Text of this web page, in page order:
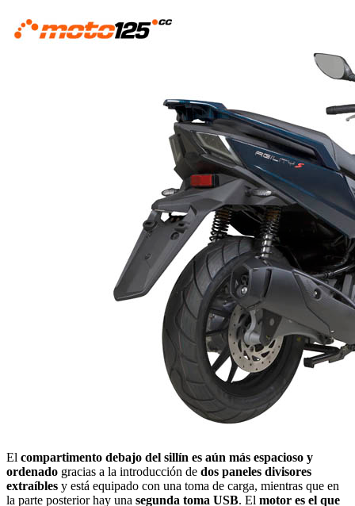
El compartimento debajo del sillín es aún más espacioso y
ordenado gracias a la introducción de dos paneles divisores
extraíbles y está equipado con una toma de carga, mientras que en
la parte posterior hay una segunda toma USB. El motor es el que